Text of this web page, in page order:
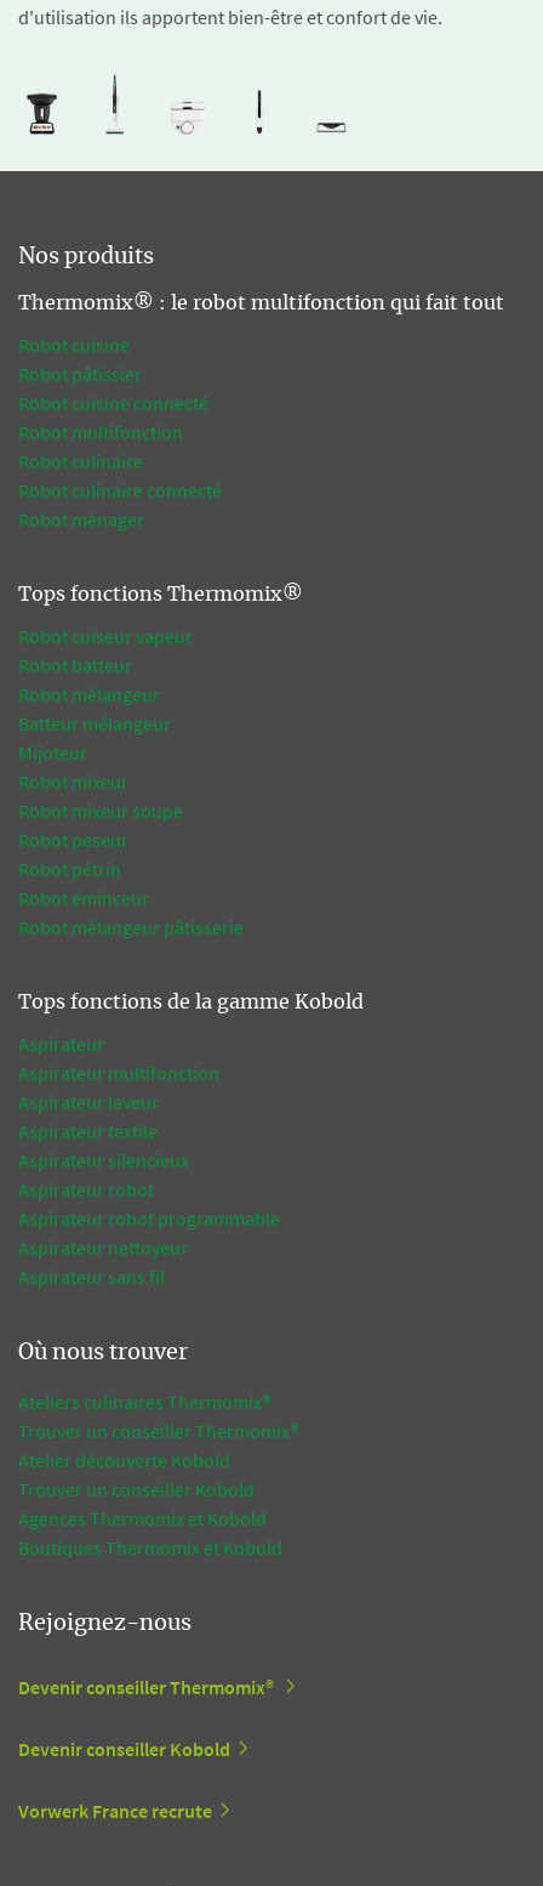
d'utilisation ils apportent bien-être et confort de vie.
Nos produits
Thermomix® : le robot multifonction qui fait tout
Robot cuisine
Robot pâtissier
Robot cuisine connecté
Robot multifonction
Robot culinaire
Robot culinaire connecté
Robot ménager
Tops fonctions Thermomix®
Robot cuiseur vapeur
Robot batteur
Robot mélangeur
Batteur mélangeur
Mijoteur
Robot mixeur
Robot mixeur soupe
Robot peseur
Robot pétrin
Robot éminceur
Robot mélangeur pâtisserie
Tops fonctions de la gamme Kobold
Aspirateur
Aspirateur multifonction
Aspirateur laveur
Aspirateur textile
Aspirateur silencieux
Aspirateur robot
Aspirateur robot programmable
Aspirateur nettoyeur
Aspirateur sans fil
Où nous trouver
Ateliers culinaires Thermomix®
Trouver un conseiller Thermomix®
Atelier découverte Kobold
Trouver un conseiller Kobold
Agences Thermomix et Kobold
Boutiques Thermomix et Kobold
Rejoignez-nous
Devenir conseiller Thermomix®
Devenir conseiller Kobold
Vorwerk France recrute